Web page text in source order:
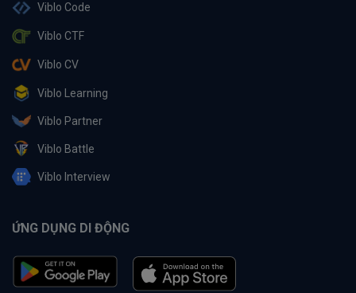
Viblo Code
Viblo CTF
Viblo CV
Viblo Learning
Viblo Partner
Viblo Battle
Viblo Interview
ỨNG DỤNG DI ĐỘNG